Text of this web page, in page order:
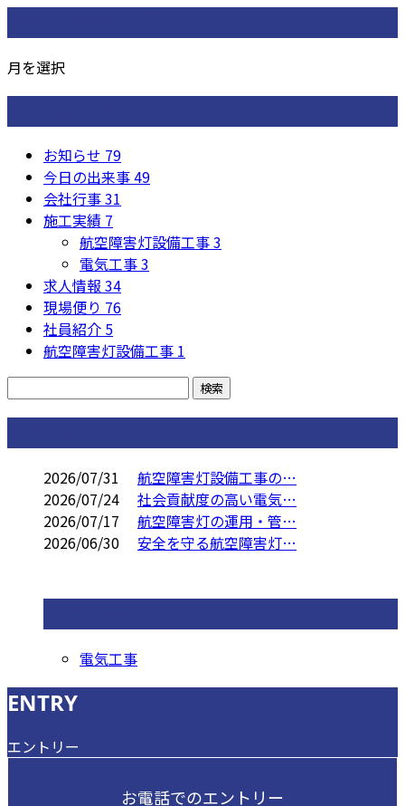
月を選択
お知らせ 79
今日の出来事49
会社行事31
施工実績 7
航空障害灯設備工事3
電気工事3
求人情報 34
現場便り 76
社員紹介 5
航空障害灯設備工事 1
2026/07/31
航空障害灯設備工事の…
2026/07/24
社会貢献度の高い電気…
2026/07/17
航空障害灯の運用・管…
2026/06/30
安全を守る航空障害灯…
電気工事
ENTRY
エントリー
お電話でのエントリー